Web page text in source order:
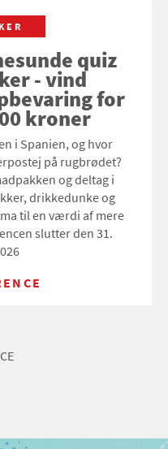
quiz
- vind
for
kroner
i Spanien, og hvor
på rugbrødet?
og deltag i
drikkedunke og
til en værdi af mere
slutter den 31.